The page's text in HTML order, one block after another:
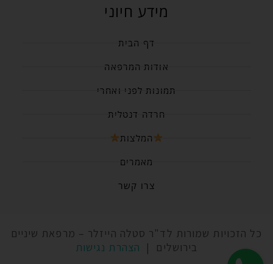
מידע חיוני
דף הבית
אודות המרפאה
תמונות לפני ואחרי
חרדה דנטלית
המלצות
מאמרים
צרו קשר
כל הזכויות שמורות לד"ר סטלה הייזלר – מרפאת שיניים
בירושלים | הצהרת נגישות